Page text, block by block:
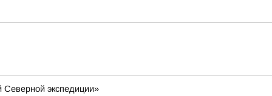
экспедиции»